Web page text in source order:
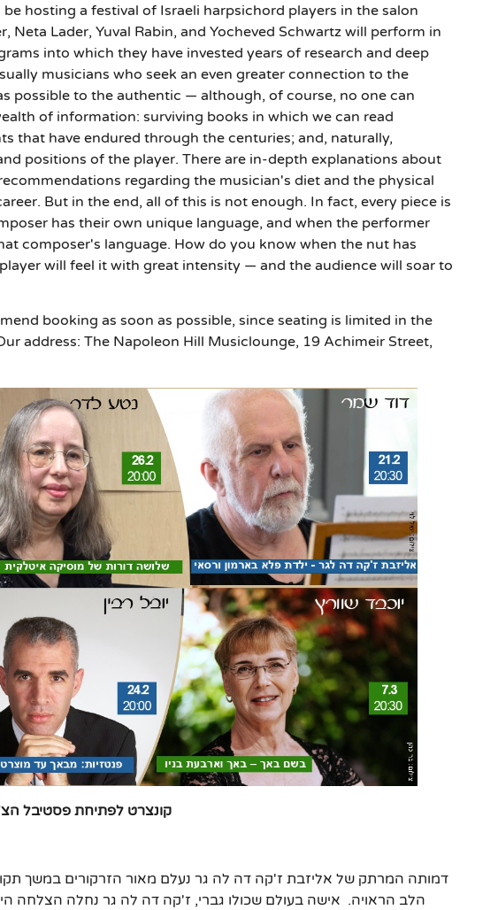
hosting a festival of Israeli harpsichord players in the salon
Neta Lader, Yuval Rabin, and Yocheved Schwartz will perform in
into which they have invested years of research and deep
musicians who seek an even greater connection to the
possible to the authentic — although, of course, no one can
of information: surviving books in which we can read
that have endured through the centuries; and, naturally,
positions of the player. There are in-depth explanations about
regarding the musician's diet and the physical
But in the end, all of this is not enough. In fact, every piece is
has their own unique language, and when the performer
composer's language. How do you know when the nut has
will feel it with great intensity — and the audience will soar to
booking as soon as possible, since seating is limited in the
address: The Napoleon Hill Musiclounge, 19 Achimeir Street,
קונצרט לפתיחת פסטיבל
דמותה המרתק של אליזבת ז'קה דה לה גר נעלם מאור הזרקורים במשך
הלב הראויה. אישה בעולם שכולו גברי, ז'קה דה לה גר נחלה הצלחה